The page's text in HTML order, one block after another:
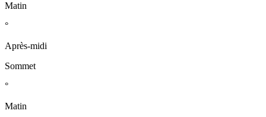
Matin
°
Après-midi
Sommet
°
Matin